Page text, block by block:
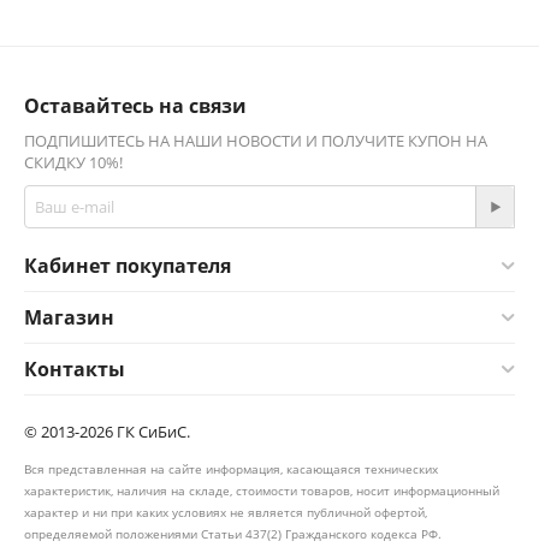
Оставайтесь на связи
ПОДПИШИТЕСЬ НА НАШИ НОВОСТИ И ПОЛУЧИТЕ КУПОН НА
СКИДКУ 10%!
Кабинет покупателя
Магазин
Контакты
© 2013-2026 ГК СиБиС.
Вся представленная на сайте информация, касающаяся технических
характеристик, наличия на складе, стоимости товаров, носит информационный
характер и ни при каких условиях не является публичной офертой,
определяемой положениями Статьи 437(2) Гражданского кодекса РФ.